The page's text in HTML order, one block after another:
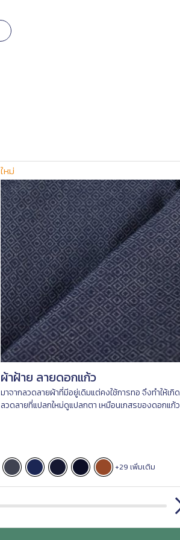
ใหม่
ผ้าฝ้าย ลายดอกแก้ว
มาจากลวดลายผ้าที่มีอยู่เดิมแต่คงใช้การทอ จึงทำให้เกิด
ลวดลายที่แปลกใหม่ดูแปลกตา เหมือนเกสรของดอกแก้ว
+29 เพิ่มเติม